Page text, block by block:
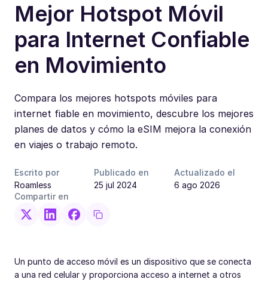
Mejor Hotspot Móvil
para Internet Confiable
en Movimiento
Compara los mejores hotspots móviles para
internet fiable en movimiento, descubre los mejores
planes de datos y cómo la eSIM mejora la conexión
en viajes o trabajo remoto.
Escrito por
Roamless
Publicado en
25 jul 2024
Actualizado el
6 ago 2026
Compartir en
Un punto de acceso móvil es un dispositivo que se conecta
a una red celular y proporciona acceso a internet a otros